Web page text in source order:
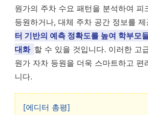
원가의 주차 수요 패턴을 분석하여 피
등원하거나, 대체 주차 공간 정보를
터 기반의 예측 정확도를 높여 학부모
대화 할 수 있을 것입니다. 이러한 고
원가 자차 등원을 더욱 스마트하고 편
니다.
[에디터 총평]